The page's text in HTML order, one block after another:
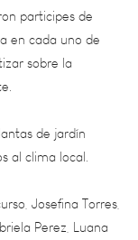
sobre la
jardín
clima local.
Torres,
Perez, Luana